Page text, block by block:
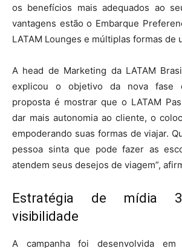
os benefícios mais adequados ao
vantagens estão o Embarque
LATAM Lounges e múltiplas formas de
A head de Marketing da LATAM
explicou o objetivo da nova fase
proposta é mostrar que o LATAM
dar mais autonomia ao cliente, o
empoderando suas formas de viajar.
pessoa sinta que pode fazer as
atendem seus desejos de viagem”,
Estratégia de mídia
visibilidade
A campanha foi desenvolvida